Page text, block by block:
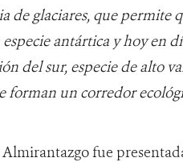
de glaciares, que permite
antártica y hoy en
del sur, especie de alto
forman un corredor
fue